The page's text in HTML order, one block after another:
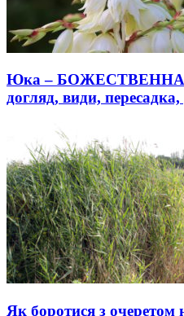
Юка – БОЖЕСТВЕННА
догляд, види,
Як боротися з очеретом